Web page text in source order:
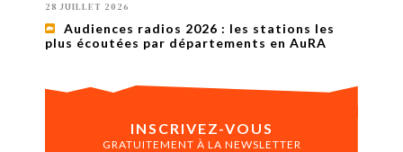
28 JUILLET 2026
Audiences radios 2026 : les stations les
plus écoutées par départements en AuRA
INSCRIVEZ-VOUS
GRATUITEMENT À LA NEWSLETTER